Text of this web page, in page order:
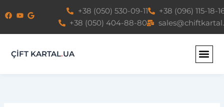
to
+38 (050) 530-09-11
+38 (096) 115-18-
+38 (050) 404-88-80
ÇİFT KARTAL.UA